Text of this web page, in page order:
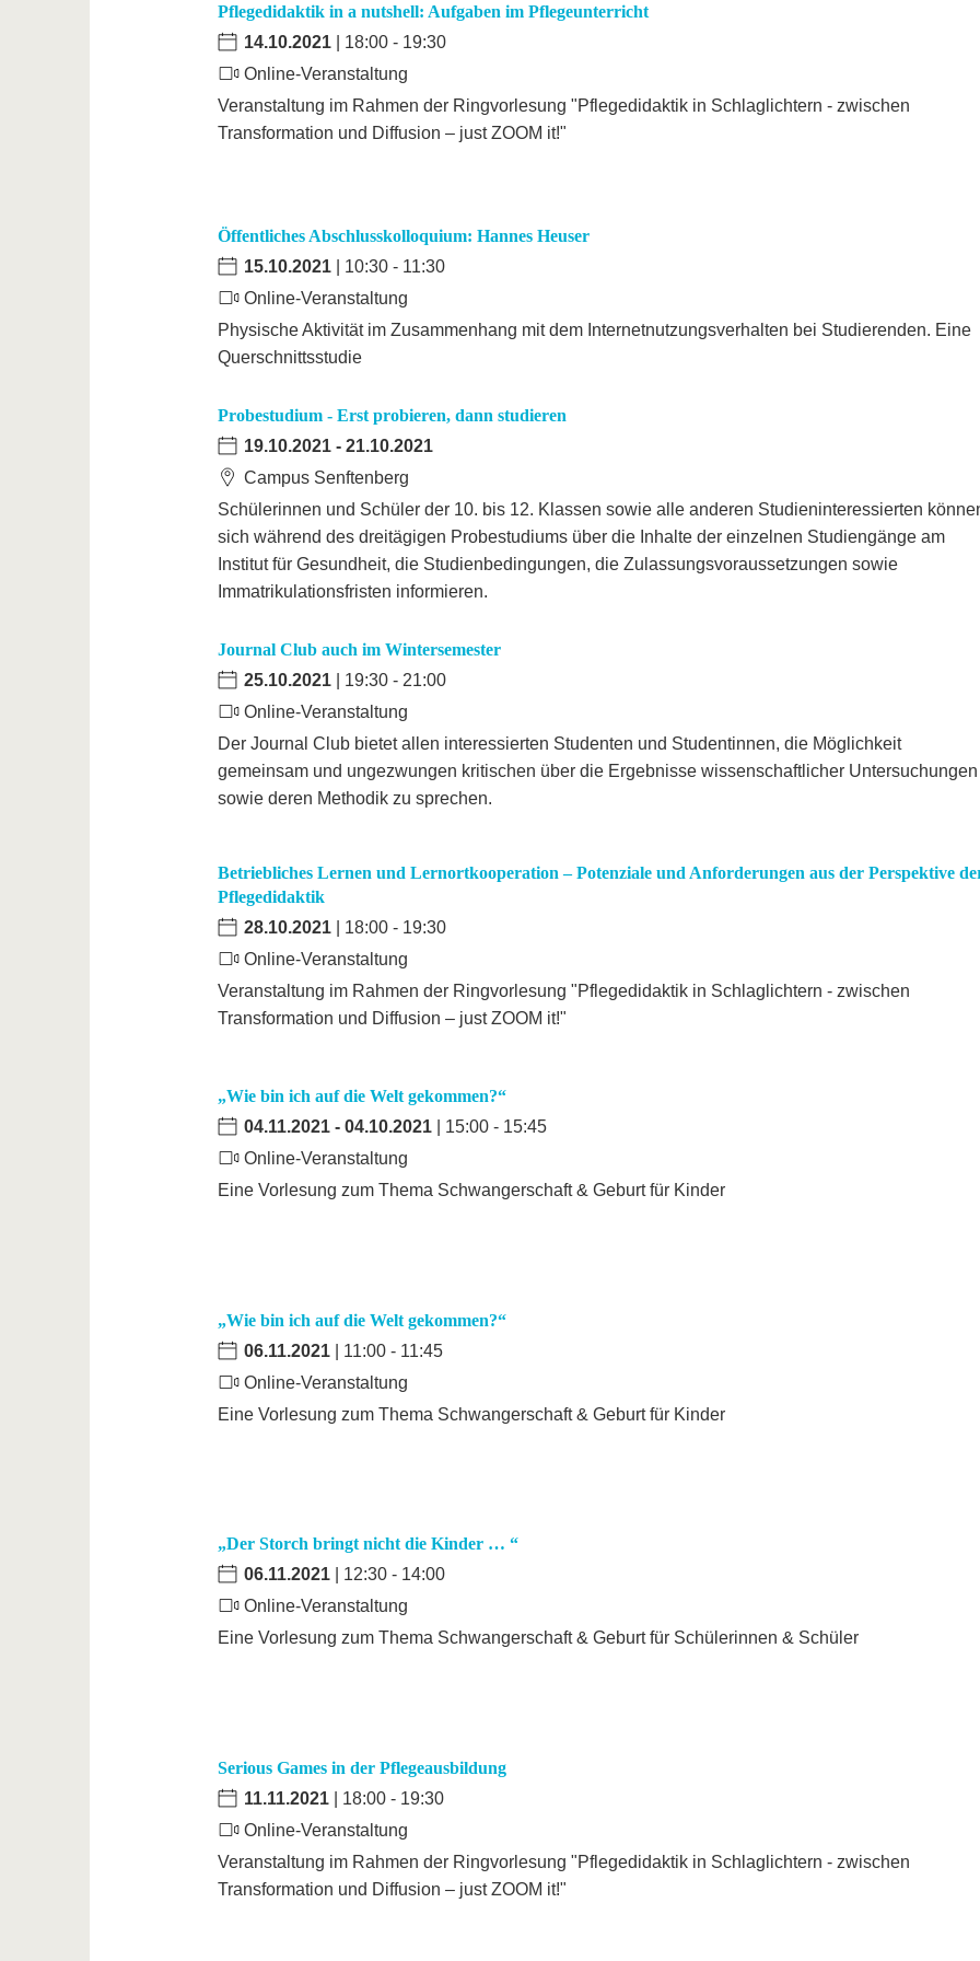
Pflegedidaktik in a nutshell: Aufgaben im Pflegeunterricht
14.10.2021| 18:00 - 19:30
Online-Veranstaltung
Veranstaltung im Rahmen der Ringvorlesung "Pflegedidaktik in Schlaglichtern - zwischen
Transformation und Diffusion – just ZOOM it!"
Öffentliches Abschlusskolloquium: Hannes Heuser
15.10.2021| 10:30 - 11:30
Online-Veranstaltung
Physische Aktivität im Zusammenhang mit dem Internetnutzungsverhalten bei Studierenden. Eine
Querschnittsstudie
Probestudium - Erst probieren, dann studieren
19.10.2021- 21.10.2021
Campus Senftenberg
Schülerinnen und Schüler der 10. bis 12. Klassen sowie alle anderen Studieninteressierten
sich während des dreitägigen Probestudiums über die Inhalte der einzelnen Studiengänge am
Institut für Gesundheit, die Studienbedingungen, die Zulassungsvoraussetzungen sowie
Immatrikulationsfristen informieren.
Journal Club auch im Wintersemester
25.10.2021| 19:30 - 21:00
Online-Veranstaltung
Der Journal Club bietet allen interessierten Studenten und Studentinnen, die Möglichkeit
gemeinsam und ungezwungen kritischen über die Ergebnisse wissenschaftlicher Untersuchungen
sowie deren Methodik zu sprechen.
Betriebliches Lernen und Lernortkooperation – Potenziale und Anforderungen aus der Perspektive
Pflegedidaktik
28.10.2021| 18:00 - 19:30
Online-Veranstaltung
Veranstaltung im Rahmen der Ringvorlesung "Pflegedidaktik in Schlaglichtern - zwischen
Transformation und Diffusion – just ZOOM it!"
„Wie bin ich auf die Welt gekommen?“
04.11.2021- 04.10.2021| 15:00 - 15:45
Online-Veranstaltung
Eine Vorlesung zum Thema Schwangerschaft & Geburt für Kinder
„Wie bin ich auf die Welt gekommen?“
06.11.2021| 11:00 - 11:45
Online-Veranstaltung
Eine Vorlesung zum Thema Schwangerschaft & Geburt für Kinder
„Der Storch bringt nicht die Kinder … “
06.11.2021| 12:30 - 14:00
Online-Veranstaltung
Eine Vorlesung zum Thema Schwangerschaft & Geburt für Schülerinnen & Schüler
Serious Games in der Pflegeausbildung
11.11.2021| 18:00 - 19:30
Online-Veranstaltung
Veranstaltung im Rahmen der Ringvorlesung "Pflegedidaktik in Schlaglichtern - zwischen
Transformation und Diffusion – just ZOOM it!"